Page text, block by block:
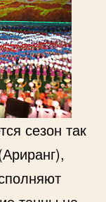
сезон так